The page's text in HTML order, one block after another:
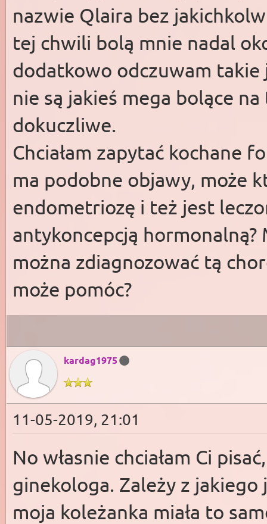
nazwie Qlaira bez
tej chwili bolą mnie nadal
dodatkowo odczuwam takie
nie są jakieś mega bolące
dokuczliwe.
Chciałam zapytać kochane
ma podobne objawy, może
endometriozę i też jest
antykoncepcją
można zdiagnozować tą
może pomóc?
kardag1975
11-05-2019, 21:01
No własnie chciałam Ci
ginekologa. Zależy z
moja koleżanka miała to